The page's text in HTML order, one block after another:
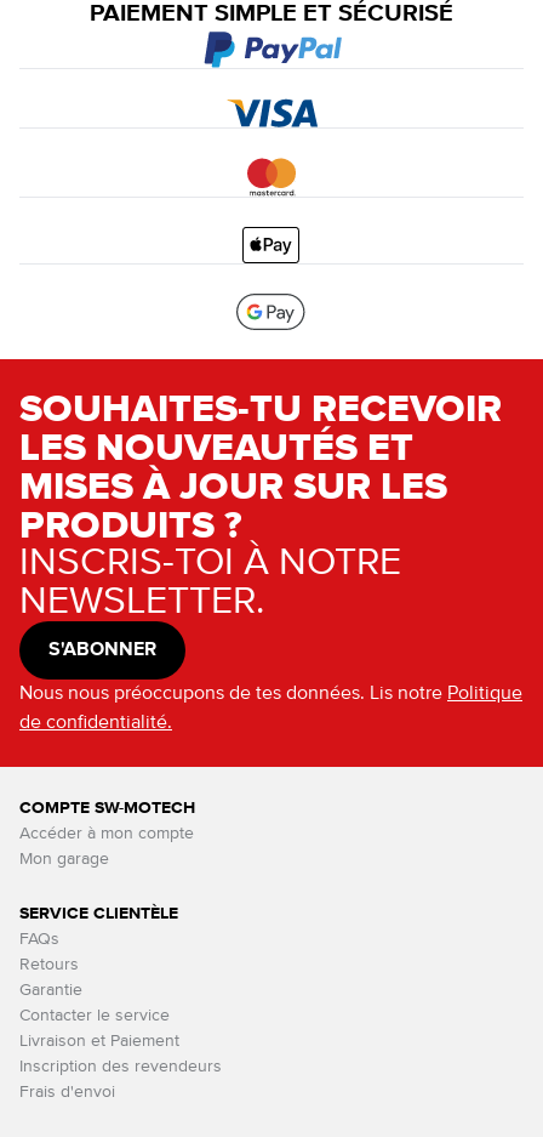
PAIEMENT SIMPLE ET SÉCURISÉ
SOUHAITES-TU RECEVOIR
LES NOUVEAUTÉS ET
MISES À JOUR SUR LES
PRODUITS ?
INSCRIS-TOI À NOTRE
NEWSLETTER.
S'ABONNER
Nous nous préoccupons de tes données. Lis notre Politique
de confidentialité.
COMPTE SW-MOTECH
Accéder à mon compte
Mon garage
SERVICE CLIENTÈLE
FAQs
Retours
Garantie
Contacter le service
Livraison et Paiement
Inscription des revendeurs
Frais d'envoi